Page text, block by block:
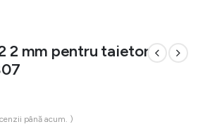
2 mm pentru taietor
până acum. )